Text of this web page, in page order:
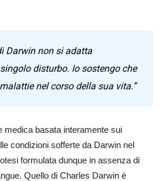
Darwin non si adatta
disturbo. Io sostengo che
nel corso della sua vita.”
medica basata interamente sui
condizioni sofferte da Darwin nel
formulata dunque in assenza di
Quello di Charles Darwin è